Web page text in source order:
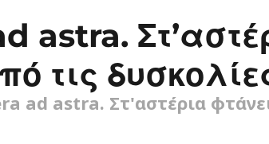
astra.
τις
ad astra. Στ'αστέρια